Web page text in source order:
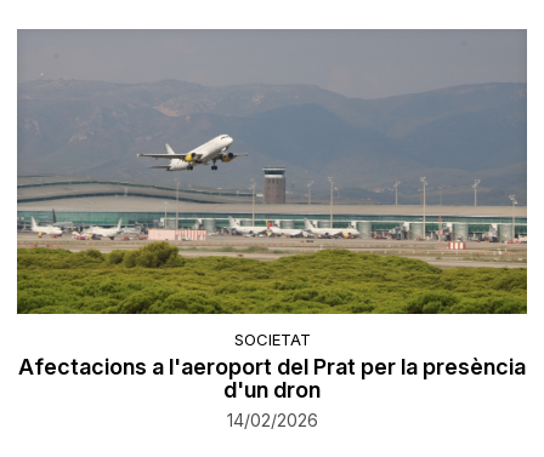
SOCIETAT
Afectacions a l'aeroport del Prat per la presència
d'un dron
14/02/2026